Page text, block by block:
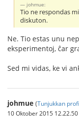
johmue:
Tio ne respondas
diskuton.
Ne. Tio estas unu
eksperimentoj, ĉar
Sed mi vidas, ke vi
johmue (Tunjukkan
10 Oktober 2015 12.22.50